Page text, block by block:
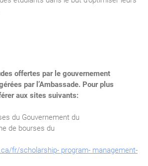
offertes par le gouvernement
par l’Ambassade. Pour plus
aux sites suivants:
du Gouvernement du
de bourses du
fr/scholarship- program- management-